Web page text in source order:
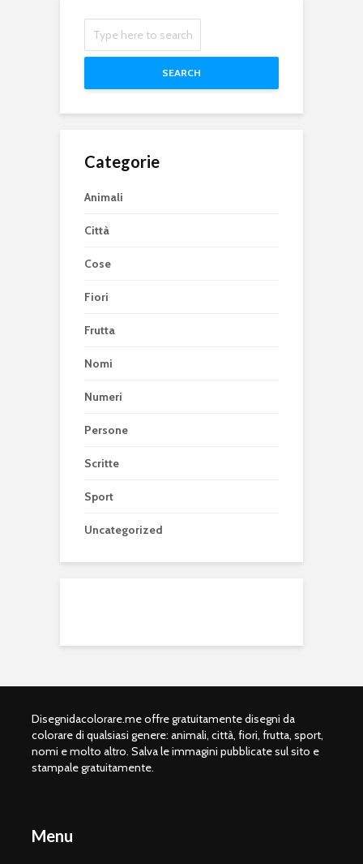
SEARCH
Categorie
Animali
Città
Cose
Fiori
Frutta
Nomi
Numeri
Persone
Scritte
Sport
Uncategorized
Disegnidacolorare.me offre gratuitamente disegni da
colorare di qualsiasi genere: animali, città, fiori, frutta, sport,
nomi e molto altro. Salva le immagini pubblicate sul sito e
stampale gratuitamente.
Menu